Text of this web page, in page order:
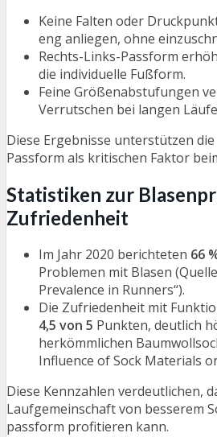
Keine Falten oder
eng anliegen, ohne
Rechts-Links-Passform
die individuelle Fußform.
Feine Größenabstufungen
Verrutschen bei langen
Diese Ergebnisse unterstützen
Passform als kritischen Faktor
Statistiken zur
Zufriedenheit
Im Jahr 2020 berichteten 66
Problemen mit Blasen
Prevalence in Runners“).
Die Zufriedenheit mit
4,5 von 5 Punkten, deutlich
herkömmlichen
Influence of Sock Materials
Diese Kennzahlen verdeutlichen,
Laufgemeinschaft von besserem
passform profitieren kann.